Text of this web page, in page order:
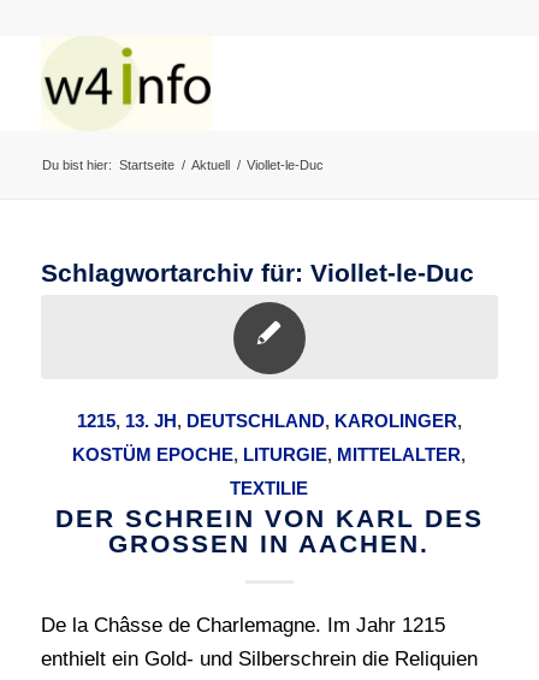
Du bist hier: Startseite / Aktuell / Viollet-le-Duc
Schlagwortarchiv für: Viollet-le-Duc
1215, 13. JH, DEUTSCHLAND, KAROLINGER,
KOSTÜM EPOCHE, LITURGIE, MITTELALTER,
TEXTILIE
DER SCHREIN VON KARL DES
GROSSEN IN AACHEN.
De la Châsse de Charlemagne. Im Jahr 1215
enthielt ein Gold- und Silberschrein die Reliquien